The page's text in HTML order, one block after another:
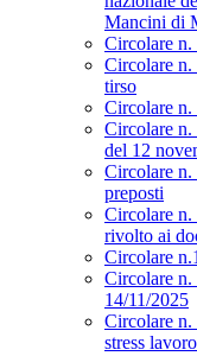
Mancini di
Circolare
Circolare n.
tirso
Circolare n.
Circolare n.
del 12
Circolare n.
preposti
Circolare n.
rivolto ai
Circolare
Circolare n.
14/11/2025
Circolare n.
stress